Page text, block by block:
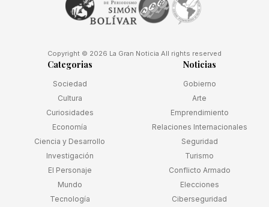
Copyright © 2026 La Gran Noticia All rights reserved
Categorias
Sociedad
Cultura
Curiosidades
Economía
Ciencia y Desarrollo
Investigación
El Personaje
Mundo
Tecnología
Noticias
Gobierno
Arte
Emprendimiento
Relaciones Internacionales
Seguridad
Turismo
Conflicto Armado
Elecciones
Ciberseguridad